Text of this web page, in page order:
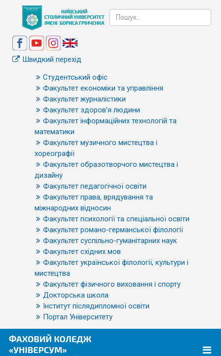
Швидкий перехід
Студентський офіс
Факультет економіки та управління
Факультет журналістики
Факультет здоров’я людини
Факультет інформаційних технологій та
математики
Факультет музичного мистецтва і
хореографії
Факультет образотворчого мистецтва і
дизайну
Факультет педагогічної освіти
Факультет права, врядування та
міжнародних відносин
Факультет психології та спеціальної освіти
Факультет романо-германської філології
Факультет суспільно-гуманітарних наук
Факультет східних мов
Факультет української філології, культури і
мистецтва
Факультет фізичного виховання і спорту
Докторська школа
Інститут післядипломної освіти
Портал Університету